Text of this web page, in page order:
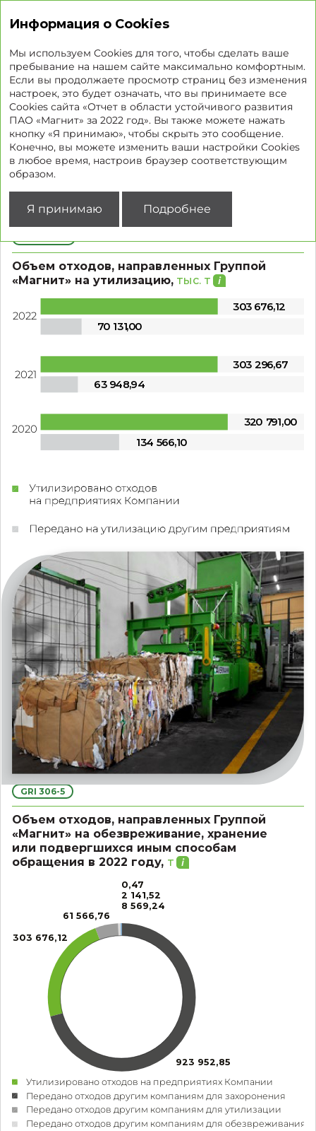
Отходы торговой сети
Основной источник отходов торговой сети –
упаковочные отходы, которые в основном состоят
из картона, полиэтиленовой пленки, а также
пластиковых ящиков для фруктов и овощей
и деревянных ящиков. Наши процессы обращения
с каждым из этих видов отходов и их утилизации
зависят от типа и состава используемых материалов.
Объем отходов, направленных Группой
«Магнит» на утилизацию, тыс. т
2020
2022
2021
303676,12
70 131,00
303 296,67
320 791,00
63 948,94
134 566,10
GRI 306-5
Объем отходов, направленных Группой
«Магнит» на обезвреживание, хранение
или подвергшихся иным способам
обращения в 2022 году, т
0,47
2 141,52
8 569,24
61 566,76
303 676,12
923 952,85
Утилизировано отходов на предприятиях Компании
Передано отходов другим компаниям для захоронения
Передано отходов другим компаниям для утилизации
Передано отходов другим компаниям для обезвреживания
Информация о Cookies
Мы используем Cookies для того, чтобы сделать ваше
пребывание на нашем сайте максимально комфортным.
Если вы продолжаете просмотр страниц без изменения
настроек, это будет означать, что вы принимаете все
Cookies сайта «Отчет в области устойчивого развития
ПАО «Магнит» за 2022 год». Вы также можете нажать
кнопку «Я принимаю», чтобы скрыть это сообщение.
Конечно, вы можете изменить ваши настройки Cookies
в любое время, настроив браузер соответствующим
образом.
Я принимаю Подробнее